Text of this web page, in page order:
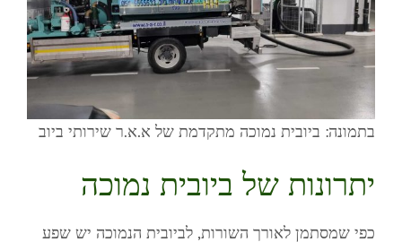
בתמונה: ביובית נמוכה מתקדמת של א.א.ר שירותי ביוב
יתרונות של ביובית נמוכה
כפי שמסתמן לאורך השורות, לביובית הנמוכה יש שפע